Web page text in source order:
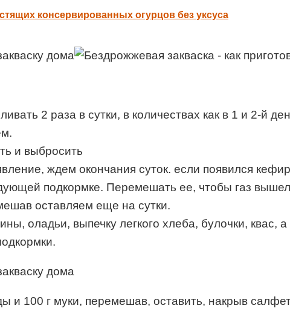
консервированных огурцов без уксуса
2 раза в сутки, в количествах как в 1 и 2-й
и выбросить
ждем окончания суток. если появился
подкормке. Перемешать ее, чтобы газ
оставляем еще на сутки.
оладьи, выпечку легкого хлеба, булочки, квас,
и 100 г муки, перемешав, оставить, накрыв